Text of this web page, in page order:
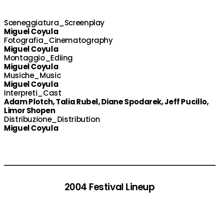
Sceneggiatura_Screenplay
Miguel Coyula
Fotografia_Cinematography
Miguel Coyula
Montaggio_Ediing
Miguel Coyula
Musiche_Music
Miguel Coyula
Interpreti_Cast
Adam Plotch, Talia Rubel, Diane Spodarek, Jeff Pucillo,
Limor Shopen
Distribuzione_Distribution
Miguel Coyula
2004 Festival Lineup